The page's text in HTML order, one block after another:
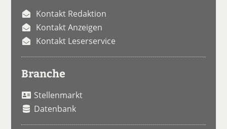
Kontakt Redaktion
Kontakt Anzeigen
Kontakt Leserservice
Branche
Stellenmarkt
Datenbank